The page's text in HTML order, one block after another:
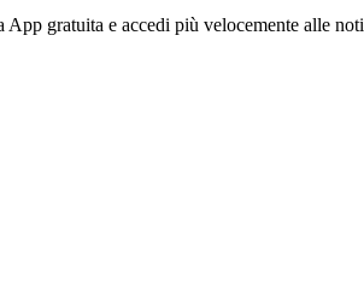
App gratuita e accedi più velocemente alle